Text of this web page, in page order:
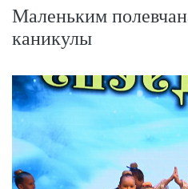
Маленьким
каникулы